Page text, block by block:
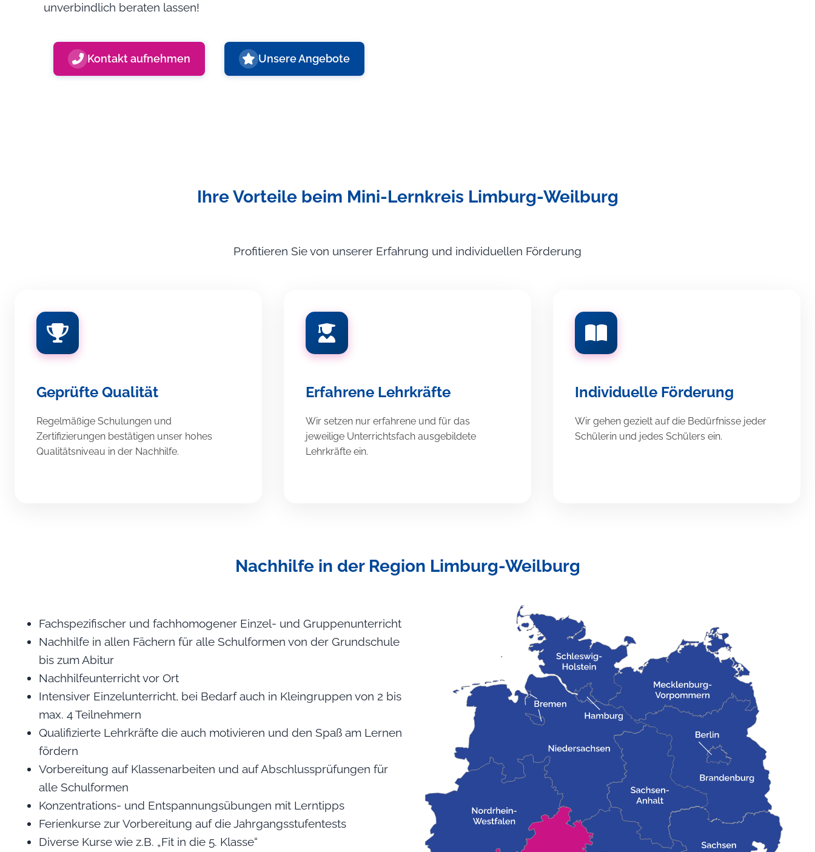
unverbindlich beraten lassen!
Kontakt aufnehmen Unsere Angebote
Ihre Vorteile beim Mini-Lernkreis Limburg-Weilburg
Profitieren Sie von unserer Erfahrung und individuellen Förderung
Geprüfte Qualität
Regelmäßige Schulungen und
Zertifizierungen bestätigen unser hohes
Qualitätsniveau in der Nachhilfe.
Erfahrene Lehrkräfte
Wir setzen nur erfahrene und für das
jeweilige Unterrichtsfach ausgebildete
Lehrkräfte ein.
Individuelle Förderung
Wir gehen gezielt auf die Bedürfnisse jeder
Schülerin und jedes Schülers ein.
Nachhilfe in der Region Limburg-Weilburg
Fachspezifischer und fachhomogener Einzel- und Gruppenunterricht
Nachhilfe in allen Fächern für alle Schulformen von der Grundschule
bis zum Abitur
Nachhilfeunterricht vor Ort
Intensiver Einzelunterricht, bei Bedarf auch in Kleingruppen von 2 bis
max. 4 Teilnehmern
Qualifizierte Lehrkräfte die auch motivieren und den Spaß am Lernen
fördern
Vorbereitung auf Klassenarbeiten und auf Abschlussprüfungen für
alle Schulformen
Konzentrations- und Entspannungsübungen mit Lerntipps
Ferienkurse zur Vorbereitung auf die Jahrgangsstufentests
Diverse Kurse wie z.B. „Fit in die 5. Klasse“